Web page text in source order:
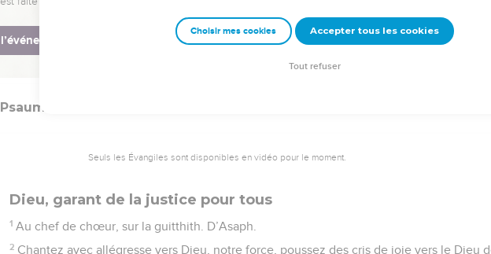
Que ta main soit sur l’homme qui est à ta droite, sur le fils de l’homme que tu as toi-
19 Alors nous ne nous éloignerons plus de toi. Fais-nous revivre et nous ferons appel à
Eternel, Dieu de l’univers, relève-nous ! Fais briller ton visage, et nous serons sauvés !
Psaumes
Seuls les Évangiles sont disponibles en vidéo pour le moment.
Dieu, garant de la justice pour tous
1 Au chef de chœur, sur la guitthith. D’Asaph.
2 Chantez avec allégresse vers Dieu, notre force, poussez des cris de joie vers le Dieu
Choisir mes cookies Accepter tous les cookies
Tout refuser